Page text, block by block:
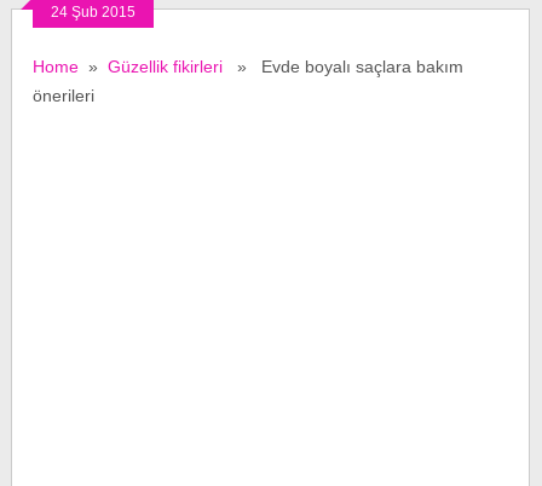
24 Şub 2015
Home »Güzellik fikirleri » Evde boyalı saçlara bakım
önerileri